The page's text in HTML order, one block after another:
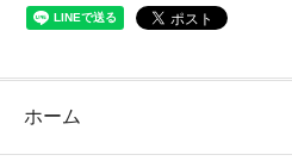
ホーム